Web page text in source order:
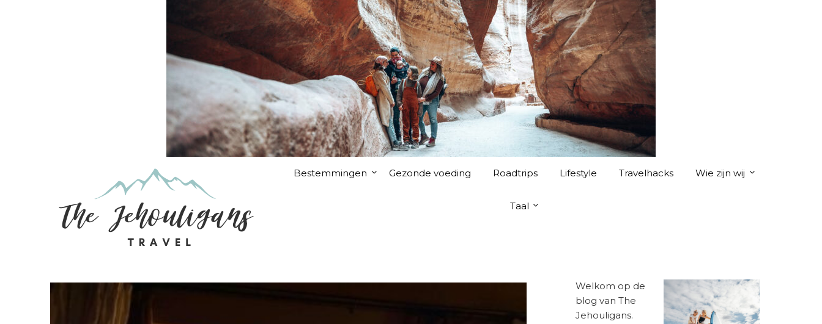
Bestemmingen Gezonde voeding Roadtrips Lifestyle Travelhacks Wie zijn wij
Taal
Welkom op de
blog van The
Jehouligans.